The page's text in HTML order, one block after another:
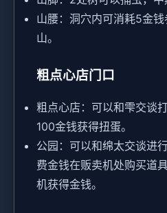
山腰：洞穴内可消耗5金
山。
粗点心店门口
粗点心店：可以和雫交谈
100金钱获得扭蛋。
公园：可以和绵太交谈进
费金钱在贩卖机处购买道
机获得金钱。